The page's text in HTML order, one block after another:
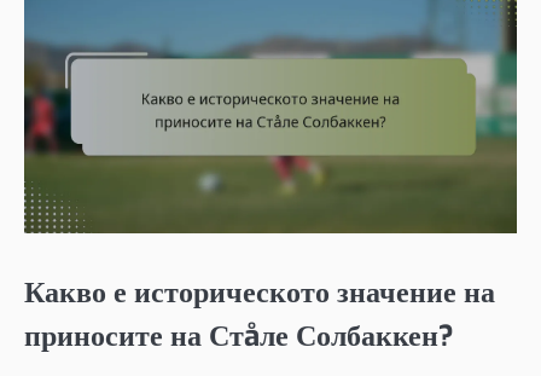
Какво е историческото значение на
приносите на Стåле Солбаккен?